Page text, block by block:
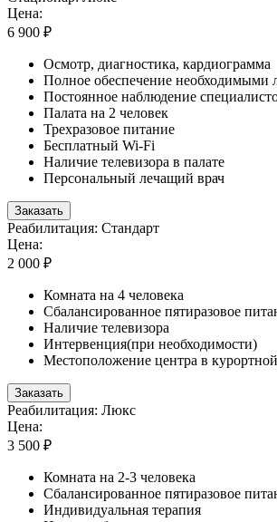
Цена:
6 900 ₽
Осмотр, диагностика, кардиограмма
Полное обеспечение необходимыми
Постоянное наблюдение
Палата на 2 человек
Трехразовое питание
Бесплатный Wi-Fi
Наличие телевизора в палате
Персональный лечащий врач
Заказать
Реабилитация: Стандарт
Цена:
2 000 ₽
Комната на 4 человека
Сбалансированное пятиразовое
Наличие телевизора
Интервенция(при необходимости)
Местоположение центра в
Заказать
Реабилитация: Люкс
Цена:
3 500 ₽
Комната на 2-3 человека
Сбалансированное пятиразовое
Индивидуальная терапия